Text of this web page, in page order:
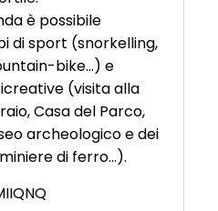
è possibile
di sport (snorkelling,
bike…) e
(visita alla
Casa del Parco,
archeologico e dei
di ferro…).